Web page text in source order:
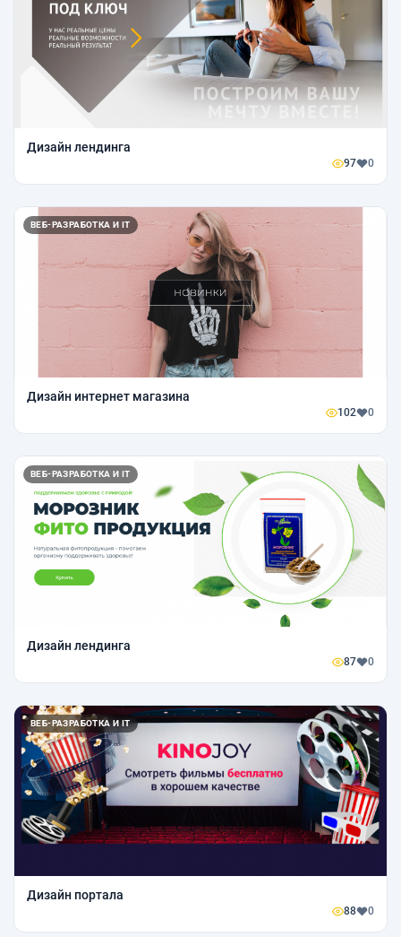
Дизайн лендинга
97 0
ВЕБ-РАЗРАБОТКА И IT
Дизайн интернет магазина
102 0
ВЕБ-РАЗРАБОТКА И IT
Дизайн лендинга
87 0
ВЕБ-РАЗРАБОТКА И IT
Дизайн портала
88 0